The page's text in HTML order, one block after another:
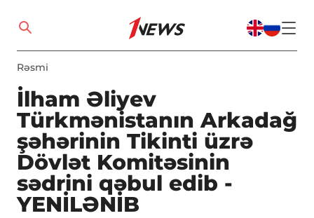
Rəsmi
İlham Əliyev
Türkmənistanın Arkadağ
şəhərinin Tikinti üzrə
Dövlət Komitəsinin
sədrini qəbul edib -
YENİLƏNİB